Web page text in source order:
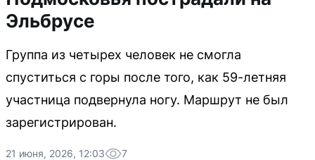
Эльбрусе
Группа из четырех человек не смогла
спуститься с горы после того, как 59-летняя
участница подвернула ногу. Маршрут не был
зарегистрирован.
21 июня, 2026, 12:03 7